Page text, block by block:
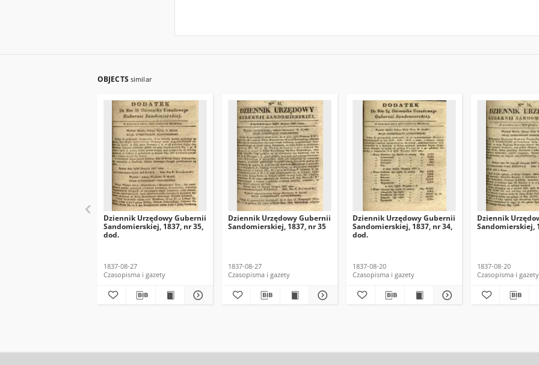
OBJECTS similar
Dziennik Urzędowy Gubernii
Sandomierskiej, 1837, nr 35,
dod.
1837-08-27
Czasopisma i gazety
Dziennik Urzędowy Gubernii
Sandomierskiej, 1837, nr 35
1837-08-27
Czasopisma i gazety
Dziennik Urzędowy Gubernii
Sandomierskiej, 1837, nr 34,
dod.
1837-08-20
Czasopisma i gazety
Dziennik
Sandomierskiej,
1837-08-20
Czasopisma i gazety